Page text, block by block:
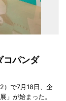
コパンダ
）で7月18日、企
」が始まった。